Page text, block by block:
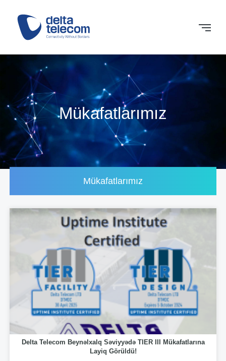
Mükafatlarımız
Mükafatlarımız
Delta Telecom Beynəlxalq Səviyyədə TIER III Mükafatlarına
Layiq Görüldü!